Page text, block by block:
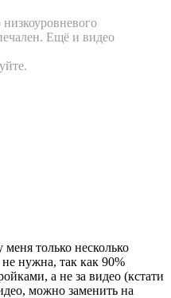
Ещё и видео
только несколько
нужна, так как 90%
а не за видео (кстати
можно заменить на